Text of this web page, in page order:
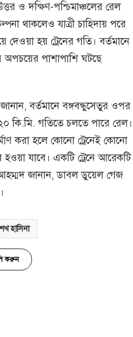
ও দক্ষিণ-পশ্চিমাঞ্চলের রেল
থাকলেও যাত্রী চাহিদায় পরে
হয় ট্রেনের গতি। বর্তমানে
অপচয়ের পাশাপাশি ঘটছে
বর্তমানে বঙ্গবন্ধুসেতুর ওপর
কি.মি. গতিতে চলতে পারে রেল।
করা হলে কোনো ট্রেনেই কোনো
যাবে। একটি ট্রেনে আরেকটি
জানান, ডাবল ডুয়েল গেজ
হাসিনা
করুন